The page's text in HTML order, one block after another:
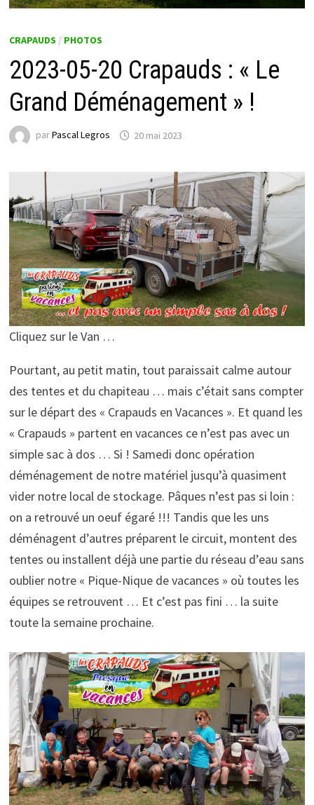
CRAPAUDS / PHOTOS
2023-05-20 Crapauds : « Le
Grand Déménagement » !
parPascal Legros 20 mai 2023
Cliquez sur le Van …
Pourtant, au petit matin, tout paraissait calme autour
des tentes et du chapiteau … mais c’était sans compter
sur le départ des « Crapauds en Vacances ». Et quand les
« Crapauds » partent en vacances ce n’est pas avec un
simple sac à dos … Si ! Samedi donc opération
déménagement de notre matériel jusqu’à quasiment
vider notre local de stockage. Pâques n’est pas si loin :
on a retrouvé un oeuf égaré !!! Tandis que les uns
déménagent d’autres préparent le circuit, montent des
tentes ou installent déjà une partie du réseau d’eau sans
oublier notre « Pique-Nique de vacances » où toutes les
équipes se retrouvent … Et c’est pas fini … la suite
toute la semaine prochaine.